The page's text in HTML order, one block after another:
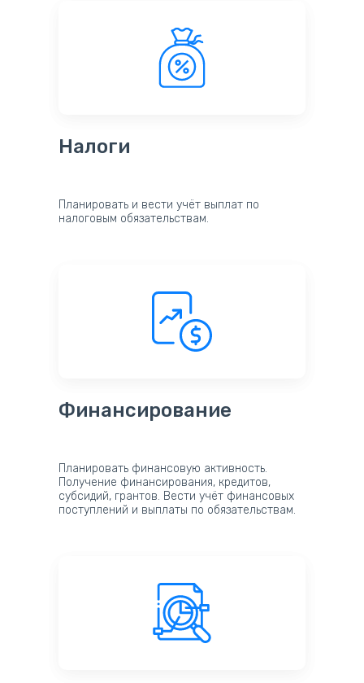
Налоги
Планировать и вести учёт выплат по
налоговым обязательствам.
Финансирование
Планировать финансовую активность.
Получение финансирования, кредитов,
субсидий, грантов. Вести учёт финансовых
поступлений и выплаты по обязательствам.